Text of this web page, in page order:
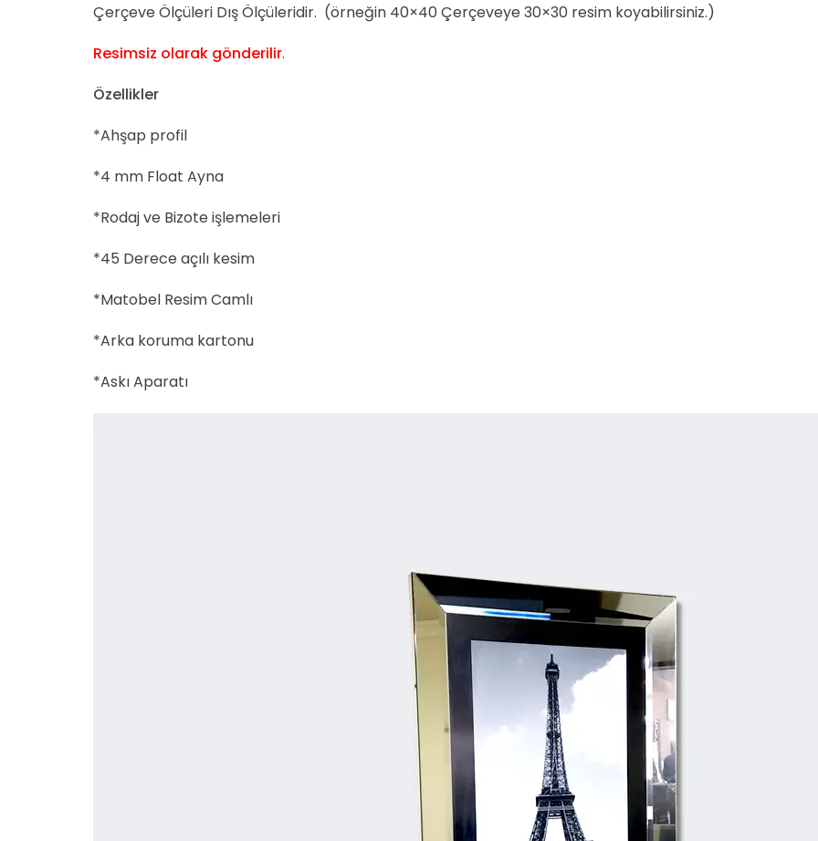
Çerçeve Ölçüleri Dış Ölçüleridir. (örneğin 40×40 Çerçeveye 30×30 resim koyabilirsiniz.)
Resimsiz olarak gönderilir.
Özellikler
*Ahşap profil
*4 mm Float Ayna
*Rodaj ve Bizote işlemeleri
*45 Derece açılı kesim
*Matobel Resim Camlı
*Arka koruma kartonu
*Askı Aparatı